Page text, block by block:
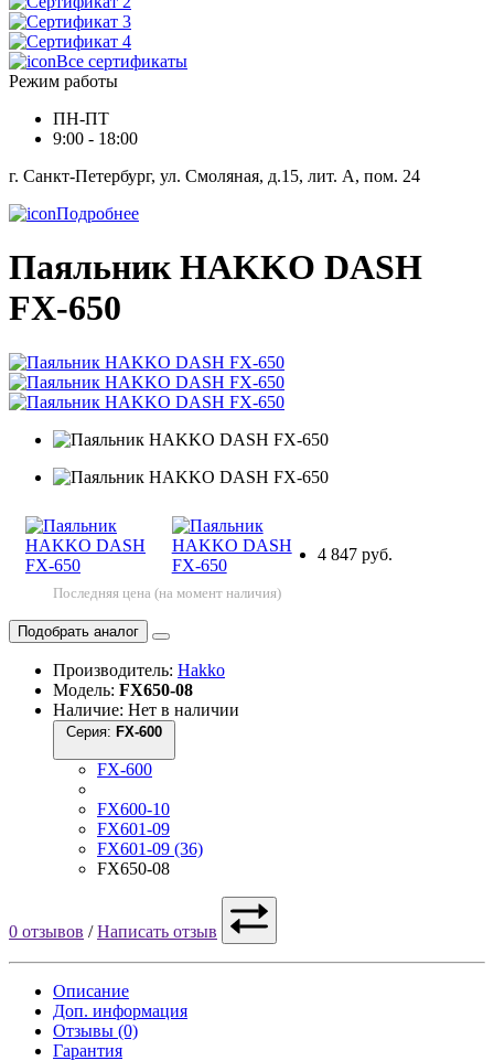
Все сертификаты
Режим работы
ПН-ПТ
9:00 - 18:00
г. Санкт-Петербург, ул. Смоляная, д.15, лит. А, пом. 24
Подробнее
Паяльник HAKKO DASH
FX-650
4 847 руб.
Последняя цена (на момент наличия)
Подобрать аналог
Производитель: Hakko
Модель: FX650-08
Наличие: Нет в наличии
Серия:
FX-600
FX600-10
FX601-09
FX601-09 (36)
FX650-08
0 отзывов /Написать отзыв
Описание
Доп. информация
Отзывы (0)
Гарантия